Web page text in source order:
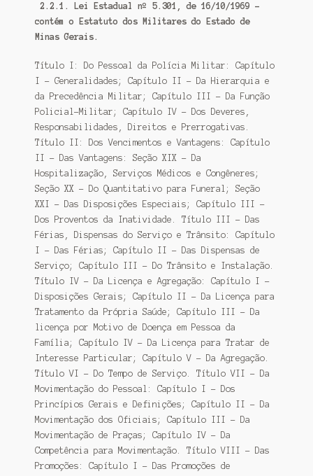
2.2.1. Lei Estadual nº 5.301, de 16/10/1969 –
contém o Estatuto dos Militares do Estado de
Minas Gerais.
Título I: Do Pessoal da Polícia Militar: Capítulo
I – Generalidades; Capítulo II – Da Hierarquia e
da Precedência Militar; Capítulo III – Da Função
Policial-Militar; Capítulo IV – Dos Deveres,
Responsabilidades, Direitos e Prerrogativas.
Título II: Dos Vencimentos e Vantagens: Capítulo
II – Das Vantagens: Seção XIX – Da
Hospitalização, Serviços Médicos e Congêneres;
Seção XX – Do Quantitativo para Funeral; Seção
XXI – Das Disposições Especiais; Capítulo III –
Dos Proventos da Inatividade. Título III – Das
Férias, Dispensas do Serviço e Trânsito: Capítulo
I – Das Férias; Capítulo II – Das Dispensas de
Serviço; Capítulo III – Do Trânsito e Instalação.
Título IV – Da Licença e Agregação: Capítulo I –
Disposições Gerais; Capítulo II – Da Licença para
Tratamento da Própria Saúde; Capítulo III – Da
licença por Motivo de Doença em Pessoa da
Família; Capítulo IV – Da Licença para Tratar de
Interesse Particular; Capítulo V – Da Agregação.
Título VI – Do Tempo de Serviço. Título VII – Da
Movimentação do Pessoal: Capítulo I – Dos
Princípios Gerais e Definições; Capítulo II – Da
Movimentação dos Oficiais; Capítulo III – Da
Movimentação de Praças; Capítulo IV – Da
Competência para Movimentação. Título VIII – Das
Promoções: Capítulo I – Das Promoções de